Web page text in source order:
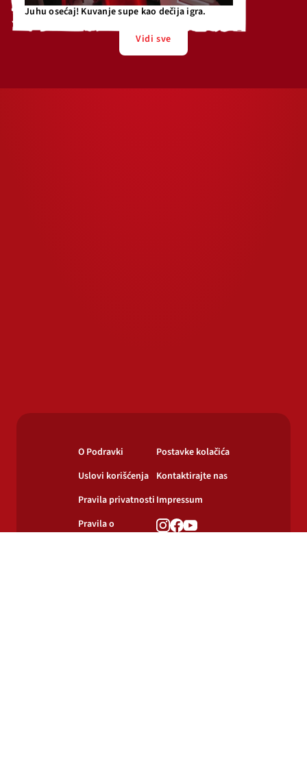
Juhu osećaj! Kuvanje supe kao dečija igra.
Vidi sve
O Podravki
Uslovi korišćenja
Pravila privatnosti
Pravila o
Postavke kolačića
Kontaktirajte nas
Impressum